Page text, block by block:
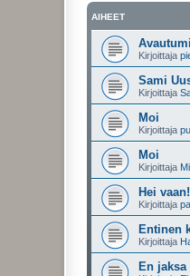
AIHEET
Kirjoittaja
Sami
Kirjoittaja
Moi
Kirjoittaja
Moi
Kirjoittaja
Hei vaan!
Kirjoittaja
Entinen
Kirjoittaja
En jaksa